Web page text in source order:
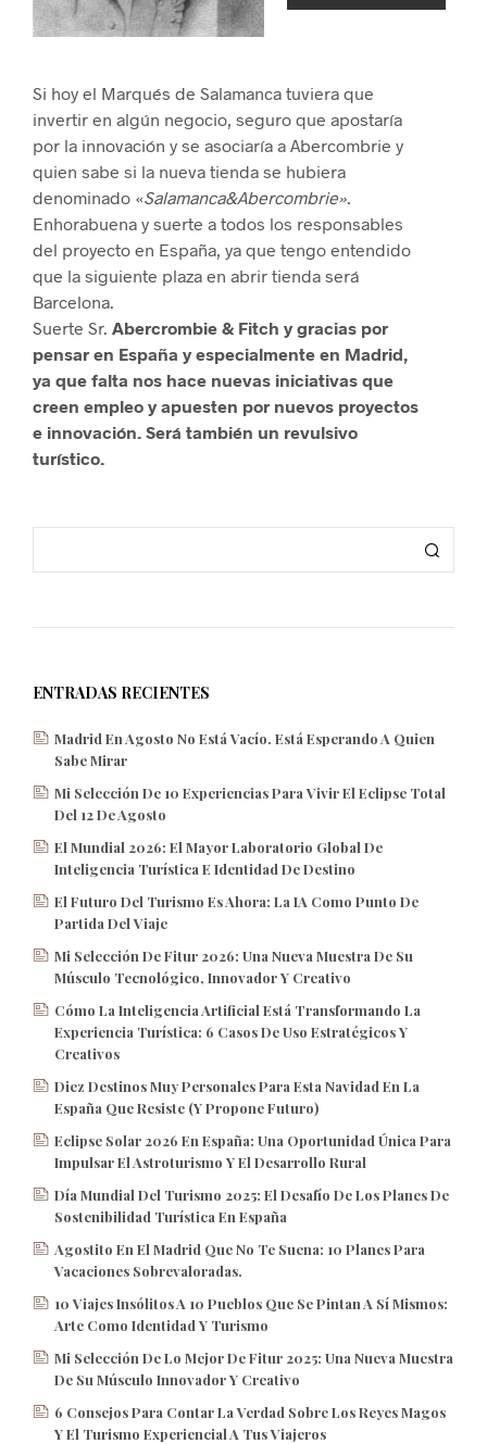
Si hoy el Marqués de Salamanca tuviera que
invertir en algún negocio, seguro que apostaría
por la innovación y se asociaría a Abercombrie y
quien sabe si la nueva tienda se hubiera
denominado «Salamanca&Abercombrie»
Enhorabuena y suerte a todos los responsables
del proyecto en España, ya que tengo entendido
que la siguiente plaza en abrir tienda será
Barcelona.
Suerte Sr. Abercrombie & Fitch y gracias por
pensar en España y especialmente en Madrid,
ya que falta nos hace nuevas iniciativas que
creen empleo y apuesten por nuevos proyectos
e innovación. Será también un revulsivo
turístico.
ENTRADAS RECIENTES
Madrid En Agosto No Está Vacío. Está Esperando A Quien
Sabe Mirar
Mi Selección De 10 Experiencias Para Vivir El Eclipse Total
Del 12 De Agosto
El Mundial 2026: El Mayor Laboratorio Global De
Inteligencia Turística E Identidad De Destino
El Futuro Del Turismo Es Ahora: La IA Como Punto De
Partida Del Viaje
Mi Selección De Fitur 2026: Una Nueva Muestra De Su
Músculo Tecnológico, Innovador Y Creativo
Cómo La Inteligencia Artificial Está Transformando La
Experiencia Turística: 6 Casos De Uso Estratégicos Y
Creativos
Diez Destinos Muy Personales Para Esta Navidad En La
España Que Resiste (y Propone Futuro)
Eclipse Solar 2026 En España: Una Oportunidad Única Para
Impulsar El Astroturismo Y El Desarrollo Rural
Día Mundial Del Turismo 2025: El Desafío De Los Planes De
Sostenibilidad Turística En España
Agostito En El Madrid Que No Te Suena: 10 Planes Para
Vacaciones Sobrevaloradas.
10 Viajes Insólitos A 10 Pueblos Que Se Pintan A Sí Mismos:
Arte Como Identidad Y Turismo
Mi Selección De Lo Mejor De Fitur 2025: Una Nueva Muestra
De Su Músculo Innovador Y Creativo
6 Consejos Para Contar La Verdad Sobre Los Reyes Magos
Y El Turismo Experiencial A Tus Viajeros